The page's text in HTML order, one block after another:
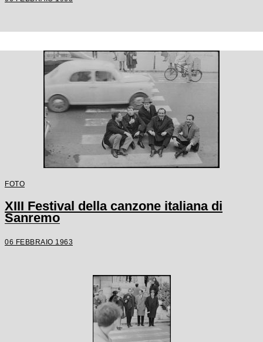
FOTO
XIII Festival della canzone italiana di
Sanremo
06 FEBBRAIO 1963